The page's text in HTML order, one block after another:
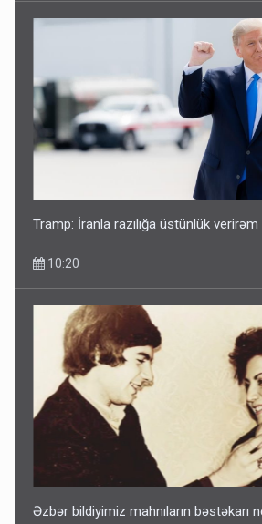
Tramp: İranla razılığa üstünlük verirəm
10:20
Əzbər bildiyimiz mahnıların bəstəkarı